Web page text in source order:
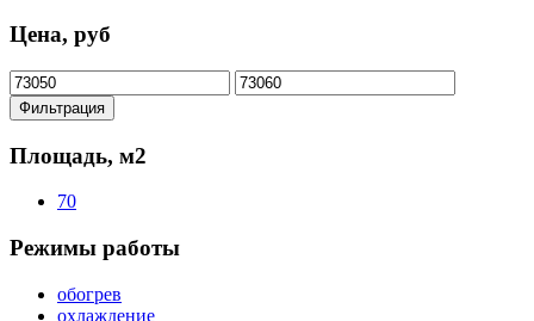
Цена, руб
Минимальная
цена
Максимальная
цена
Фильтрация
Площадь, м2
70
Режимы работы
обогрев
охлаждение